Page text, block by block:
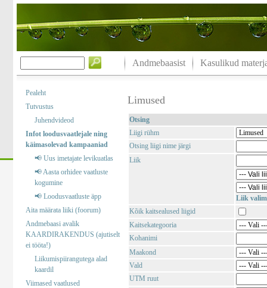
Andmebaasist Kasulikud
Pealeht
Tutvustus
Juhendvideod
Infot loodusvaatlejale ning
käimasolevad kampaaniad
📢 Uus imetajate levikuatlas
📢 Aasta orhidee vaatluste
kogumine
📢 Loodusvaatluste äpp
Aita määrata liiki (foorum)
Andmebaasi avalik
KAARDIRAKENDUS (ajutiselt
ei tööta!)
Liikumispiirangutega alad
kaardil
Viimased vaatlused
Limused
Otsing
Liigi rühm
Otsing liigi nime järgi
Liik
Liik
Kõik kaitsealused liigid
Kaitsekategooria
Kohanimi
Maakond
Vald
UTM ruut